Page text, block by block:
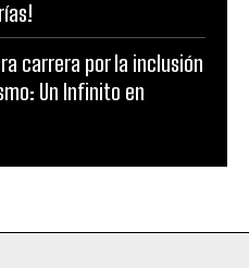
carrera por la inclusión
Un Infinito en